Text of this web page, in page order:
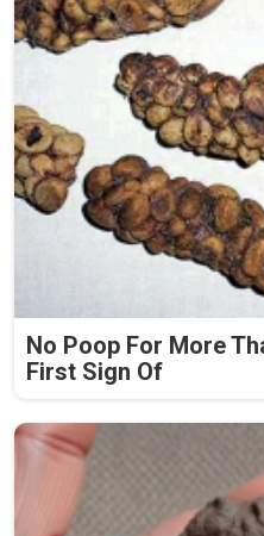
No Poop For More
First Sign Of